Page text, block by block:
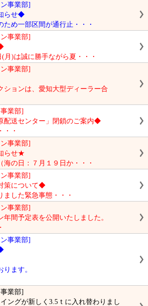
事業部]
らせ◆
め一部区間が通行止・・・
事業部]
月)は誠に勝手ながら夏・・・
事業部]
ションは、愛知大型ディーラー合
業部]
配送センター」閉鎖のご案内◆
・・
事業部]
らせ★
の日：７月１９日か・・・
事業部]
策について◆
した緊急事態・・・
事業部]
間予定表を公開いたしました。
事業部]
ます。
業部]
ングが新しく3.5ｔに入れ替わりまし